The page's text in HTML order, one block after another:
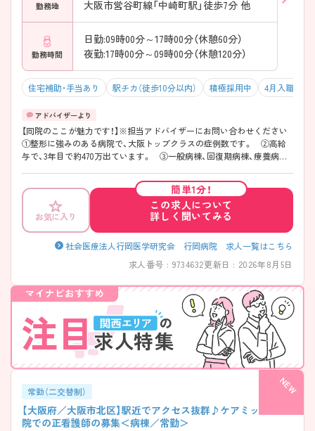
勤務地
大阪市営谷町線「中崎町駅」徒歩7分 他
勤務時間
日勤:09時00分～17時00分（休憩60分）
夜勤:17時00分～09時00分（休憩120分）
住宅補助・手当あり 駅チカ（徒歩10分以内） 積極採用中 4月入職可
【同院のここが魅力です！】※担当アドバイザーにお問い合わせください
①整形に強みのある病院で、大阪トップクラスの症例数です。 ②高給
与で、3年目で約470万出ています。 ③一般病棟、回復期病棟、療養病棟
も毎年数十名入っている病院です。
お気に入り
簡単1分！
この求人について
詳しく聞いてみる
社会医療法人行岡医学研究会 行岡病院 求人一覧はこちら
求人番号 : 9734632更新日 : 2026年8月5日
常勤（二交替制）
【大阪府／大阪市北区】駅近でアクセス抜群♪ケアミックス病
院での正看護師の募集＜病棟／常勤＞